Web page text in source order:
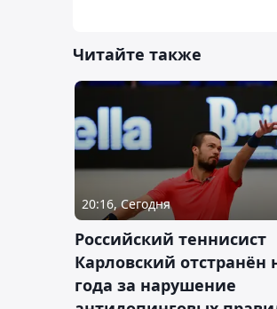
Читайте также
20:16, Сегодня
Российский теннисист
Карловский отстранён
года за нарушение